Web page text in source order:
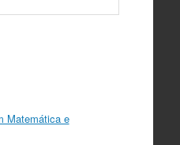
Matemática e